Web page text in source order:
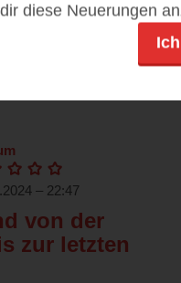
– 22:47
von der
zur letzten
diese Neuerungen